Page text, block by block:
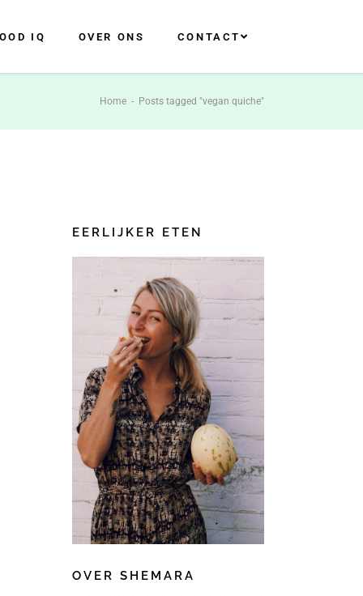
IQ OVER ONS CONTACT
Home - Posts tagged "vegan quiche"
EERLIJKER ETEN
OVER SHEMARA